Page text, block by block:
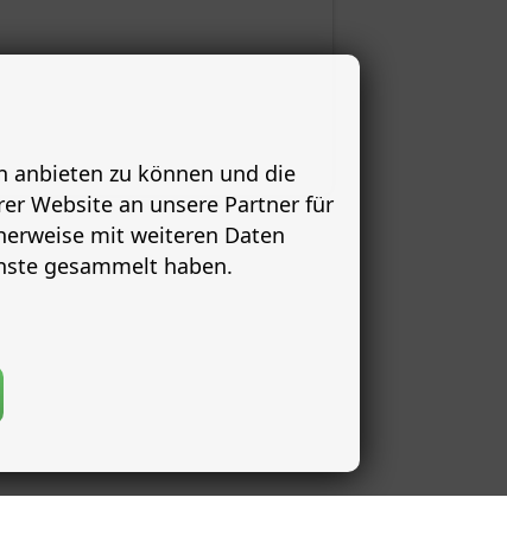
anbieten zu können und die
Website an unsere Partner für
mit weiteren Daten
gesammelt haben.